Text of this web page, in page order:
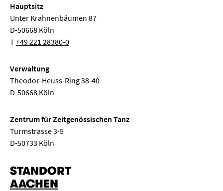
Hauptsitz
Unter Krahnenbäumen 87
D-50668 Köln
T+49 221 28380-0
Verwaltung
Theodor-Heuss-Ring 38-40
D-50668 Köln
Zentrum für Zeitgenössischen Tanz
Turmstrasse 3-5
D-50733 Köln
STANDORT
AACHEN